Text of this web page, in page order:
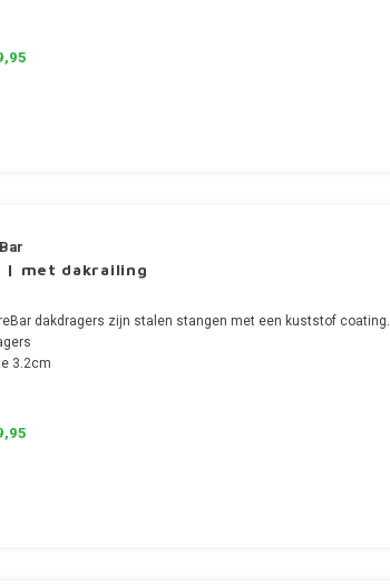
| met dakrailing
dakdragers zijn stalen stangen met een kuststof coating.
3.2cm